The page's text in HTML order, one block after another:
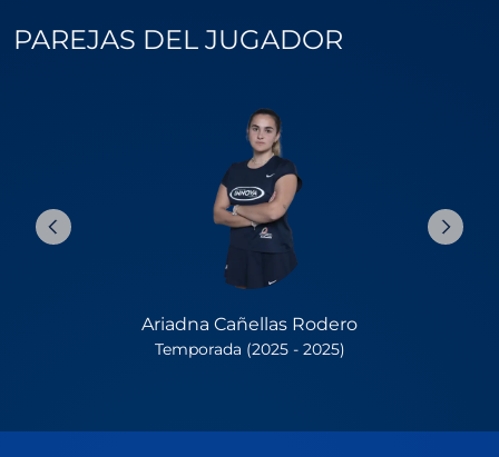
PAREJAS DEL JUGADOR
Ariadna Cañellas Rodero
Temporada (2025 - 2025)